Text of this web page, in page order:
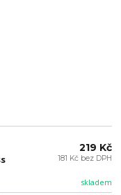
skladem
219 Kč
181 Kč bez DPH